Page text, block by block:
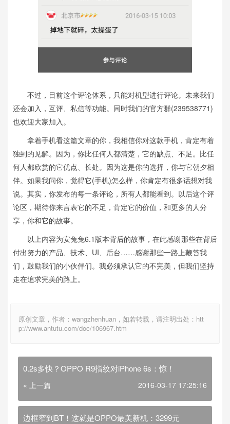
不过，目前这个评论体系，只能对机型进行评论。未来我们
还会加入，互评、私信等功能。同时我们的官方群(239538771)
也欢迎大家加入。
拿着手机看这篇文章的你，我相信你对这款手机，肯定有着
独到的见解。因为，你比任何人都清楚，它的缺点、不足。比任
何人都欣赏的它优点、长处。因为这是你的选择，你与它朝夕相
伴。如果我问你，觉得它(手机)怎么样，你肯定有很多话想对我
说。其实，你发布的每一条评论，所有人都能看到。以后这个评
论区，期待你来言表它的不足，肯定它的价值，和更多的人分
享，你和它的故事。
以上内容为安兔兔6.1版本背后的故事，在此感谢那些在背后
付出努力的产品、技术、UI、后台……感谢那些一路上鞭笞我
们，鼓励我们的小伙伴们。我必须承认它的不完美，但我们坚持
走在追求完美的路上。
原创文章，作者：wangzhenhuan，如若转载，请注明出处：htt
p://www.antutu.com/doc/106967.htm
0.2s多快？OPPO R9指纹对iPhone 6s：惊！
« 上一篇 2016-03-17 17:25:16
边框窄到BT！这就是OPPO最美新机：3299元